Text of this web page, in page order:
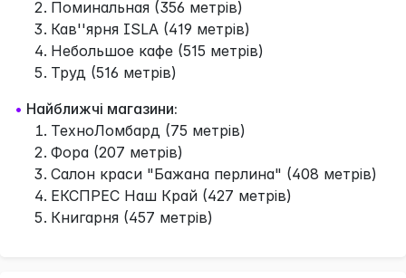
Поминальная (356 метрів)
Кав''ярня ISLA (419 метрів)
Небольшое кафе (515 метрів)
Труд (516 метрів)
• Найближчі магазини:
ТехноЛомбард (75 метрів)
Фора (207 метрів)
Салон краси "Бажана перлина" (408 метрів)
ЕКСПРЕС Наш Край (427 метрів)
Книгарня (457 метрів)